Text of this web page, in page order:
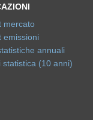
mercato
emissioni
annuali
statistica (10 anni)